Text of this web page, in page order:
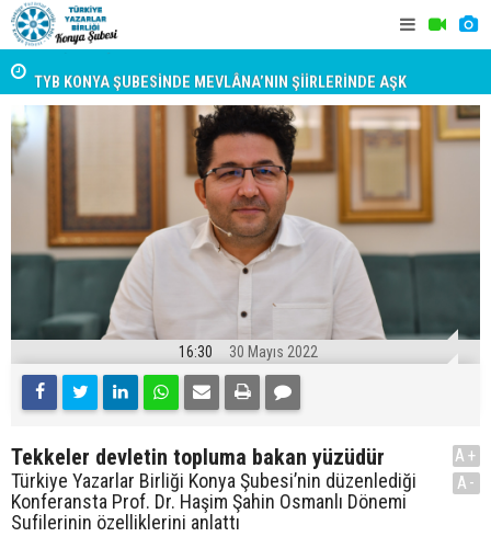
TYB KONYA ŞUBESİNDE MEVLÂNA’NIN ŞİİRLERİNDE AŞK
KAVRAMI ANLATILDI Konuşuldu
16:30 30 Mayıs 2022
Tekkeler devletin topluma bakan yüzüdür
Türkiye Yazarlar Birliği Konya Şubesi’nin düzenlediği
Konferansta Prof. Dr. Haşim Şahin Osmanlı Dönemi
Sufilerinin özelliklerini anlattı
A+
A-